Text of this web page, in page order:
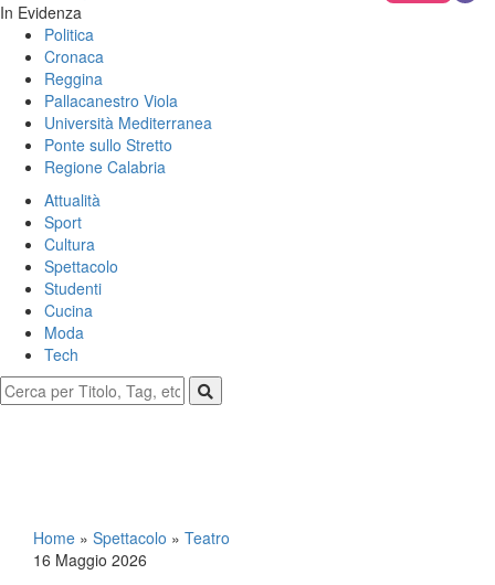
In Evidenza
Politica
Cronaca
Reggina
Pallacanestro Viola
Università Mediterranea
Ponte sullo Stretto
Regione Calabria
Attualità
Sport
Cultura
Spettacolo
Studenti
Cucina
Moda
Tech
Home » Spettacolo » Teatro
16 Maggio 2026